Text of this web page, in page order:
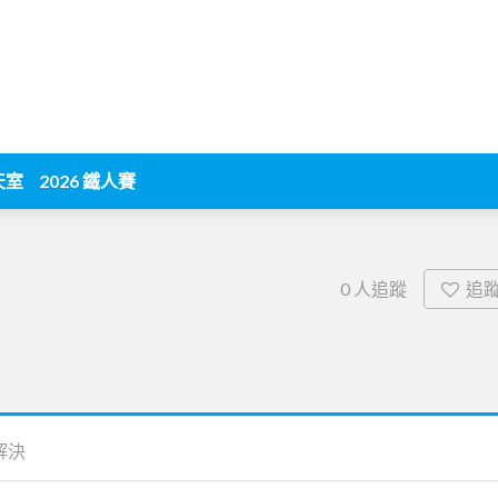
室 2026 鐵人賽
0 人追蹤 追
決